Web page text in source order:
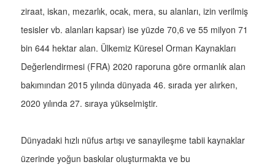
ziraat, iskan, mezarlık, ocak, mera, su alanları, izin verilmiş
tesisler vb. alanları kapsar) ise yüzde 70,6 ve 55 milyon 71
bin 644 hektar alan. Ülkemiz Küresel Orman Kaynakları
Değerlendirmesi (FRA) 2020 raporuna göre ormanlık alan
bakımından 2015 yılında dünyada 46. sırada yer alırken,
2020 yılında 27. sıraya yükselmiştir.
Dünyadaki hızlı nüfus artışı ve sanayileşme tabii kaynaklar
üzerinde yoğun baskılar oluşturmakta ve bu